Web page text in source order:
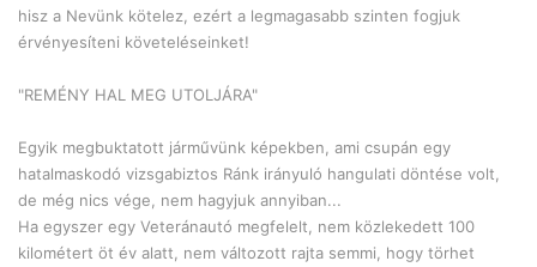
hisz a Nevünk kötelez, ezért a legmagasabb szinten fogjuk
érvényesíteni követeléseinket!
"REMÉNY HAL MEG UTOLJÁRA"
Egyik megbuktatott járművünk képekben, ami csupán egy
hatalmaskodó vizsgabiztos Ránk irányuló hangulati döntése volt,
de még nics vége, nem hagyjuk annyiban...
Ha egyszer egy Veteránautó megfelelt, nem közlekedett 100
kilométert öt év alatt, nem változott rajta semmi, hogy törhet